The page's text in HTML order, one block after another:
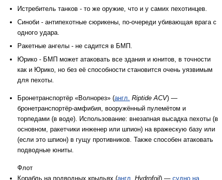
Истребитель танков - то же оружие, что и у самих пехотинцев.
Синоби - антипехотные сюрикены, по-очереди убивающая врага с
одного удара.
Ракетные ангелы - не садится в БМП.
Юрико - БМП может атаковать все здания и юнитов, в точности
как и Юрико, но без её способности становится очень уязвимым
для пехоты.
Бронетранспортёр «Волнорез» (англ. Riptide ACV) —
бронетранспортёр-амфибия, вооружённый пулемётом и
торпедами (в воде). Использование: внезапная высадка пехоты (в
основном, ракетчики инженер или шпион) на вражескую базу или
(если это шпион) в гущу противников. Также способен атаковать
подводные юниты.
Флот
Корабль на подводных крыльях (англ. Hydrofoil) — судно на